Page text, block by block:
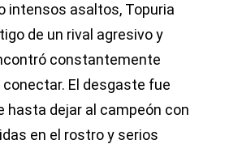
intensos asaltos, Topuria
de un rival agresivo y
constantemente
El desgaste fue
hasta dejar al campeón con
en el rostro y serios